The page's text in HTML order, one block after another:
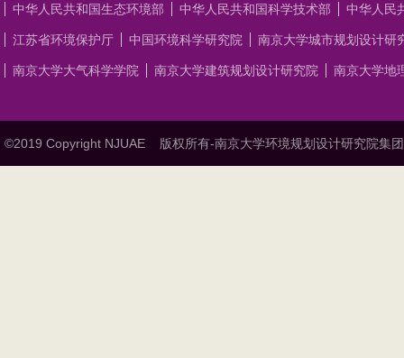
中华人民共和国生态环境部 中华人民共和国科学技术部 中华人民
江苏省环境保护厅 中国环境科学研究院 南京大学城市规划设计研
南京大学大气科学学院 南京大学建筑规划设计研究院 南京大学地
©2019 Copyright NJUAE 版权所有-南京大学环境规划设计研究院集